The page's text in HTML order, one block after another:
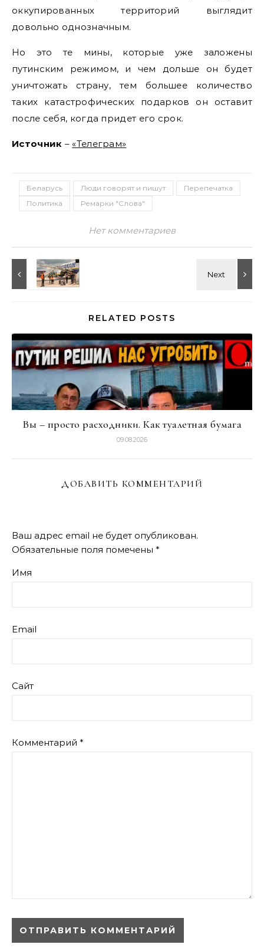
оккупированных территорий выглядит
довольно однозначным.
Но это те мины, которые уже заложены
путинским режимом, и чем дольше он будет
уничтожать страну, тем большее количество
таких катастрофических подарков он оставит
после себя, когда придет его срок.
Источник – «Телеграм»
Беларусь Люди говорят и пишут
Перепечатка
Политика
Ремарки "Слова"
Нет комментариев
RELATED POSTS
Вы – просто расходники. Как туалетная бумага
09.08.2026
ДОБАВИТЬ КОММЕНТАРИЙ
Ваш адрес email не будет опубликован.
Обязательные поля помечены *
Имя
Email
Сайт
Комментарий *